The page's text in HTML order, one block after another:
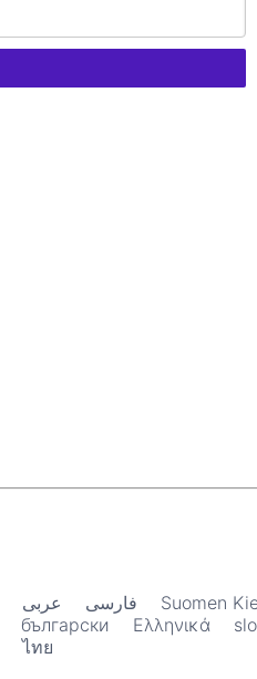
فارسی عربى Suomen
български Ελληνικά
ไทย